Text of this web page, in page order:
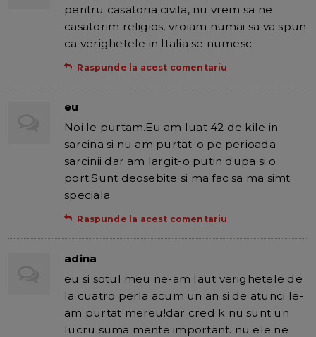
pentru casatoria civila, nu vrem sa ne
casatorim religios, vroiam numai sa va spun
ca verighetele in Italia se numesc
Raspunde la acest comentariu
eu
Noi le purtam.Eu am luat 42 de kile in
sarcina si nu am purtat-o pe perioada
sarcinii dar am largit-o putin dupa si o
port.Sunt deosebite si ma fac sa ma simt
speciala.
Raspunde la acest comentariu
adina
eu si sotul meu ne-am laut verighetele de
la cuatro perla acum un an si de atunci le-
am purtat mereu!dar cred k nu sunt un
lucru suma mente important. nu ele ne